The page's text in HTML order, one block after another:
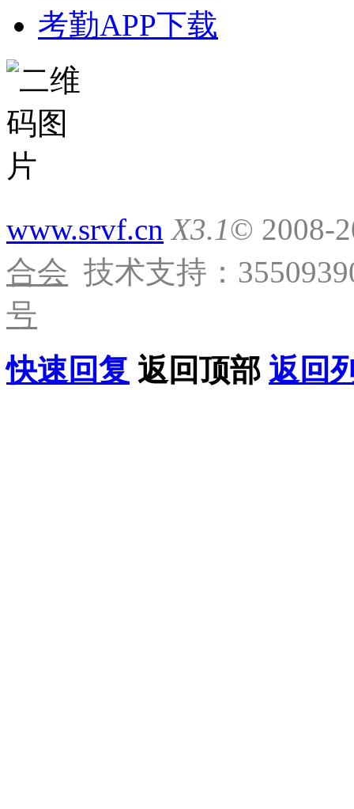
考勤APP下载
www.srvf.cn X3.1© 2008-
合会 技术支持：
号
快速回复 返回顶部 返回